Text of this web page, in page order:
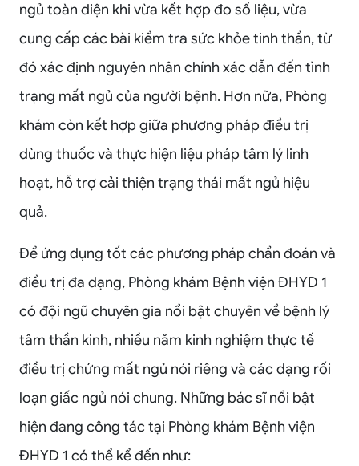
ngủ toàn diện khi vừa kết hợp đo số liệu, vừa
cung cấp các bài kiểm tra sức khỏe tinh thần, từ
đó xác định nguyên nhân chính xác dẫn đến tình
trạng mất ngủ của người bệnh. Hơn nữa, Phòng
khám còn kết hợp giữa phương pháp điều trị
dùng thuốc và thực hiện liệu pháp tâm lý linh
hoạt, hỗ trợ cải thiện trạng thái mất ngủ hiệu
quả.
Để ứng dụng tốt các phương pháp chẩn đoán và
điều trị đa dạng, Phòng khám Bệnh viện ĐHYD 1
có đội ngũ chuyên gia nổi bật chuyên về bệnh lý
tâm thần kinh, nhiều năm kinh nghiệm thực tế
điều trị chứng mất ngủ nói riêng và các dạng rối
loạn giấc ngủ nói chung. Những bác sĩ nổi bật
hiện đang công tác tại Phòng khám Bệnh viện
ĐHYD 1 có thể kể đến như: